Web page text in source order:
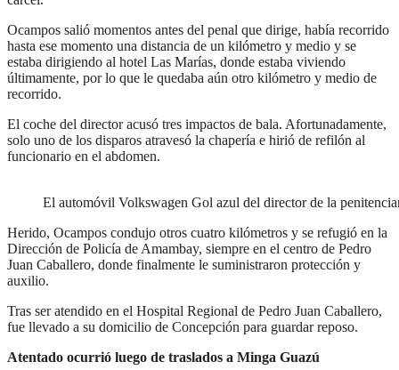
Ocampos salió momentos antes del penal que dirige, había recorrido
hasta ese momento una distancia de un kilómetro y medio y se
estaba dirigiendo al hotel Las Marías, donde estaba viviendo
últimamente, por lo que le quedaba aún otro kilómetro y medio de
recorrido.
El coche del director acusó tres impactos de bala. Afortunadamente,
solo uno de los disparos atravesó la chapería e hirió de refilón al
funcionario en el abdomen.
El automóvil Volkswagen Gol azul del director de la
Herido, Ocampos condujo otros cuatro kilómetros y se refugió en la
Dirección de Policía de Amambay, siempre en el centro de Pedro
Juan Caballero, donde finalmente le suministraron protección y
auxilio.
Tras ser atendido en el Hospital Regional de Pedro Juan Caballero,
fue llevado a su domicilio de Concepción para guardar reposo.
Atentado ocurrió luego de traslados a Minga Guazú